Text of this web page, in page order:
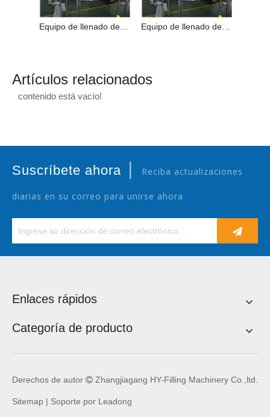
Artículos relacionados
contenido está vacío!
Suscríbete ahora | Reciba actualizaciones
diarias en su correo para unirse ahora
Enlaces rápidos
Categoría de producto
Derechos de autor  Zhangjiagang HY-Filling Machinery Co.,ltd.
Sitemap | Soporte por Leadong